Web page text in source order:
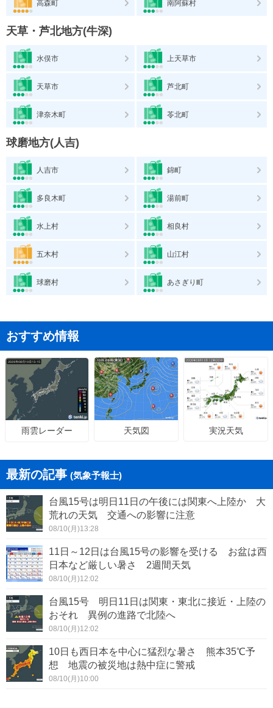
高森町 南阿蘇村
天草・芦北地方(牛深)
水俣市 上天草市
天草市 芦北町
津奈木町 苓北町
球磨地方(人吉)
人吉市 錦町
多良木町 湯前町
水上村 相良村
五木村 山江村
球磨村 あさぎり町
おすすめ情報
雨雲レーダー 天気図 実況天気
最新の記事 (気象予報士)
台風15号は明日11日の午後には関東へ上陸か 大
荒れの天気 交通への影響に注意
08/10(月)13:28
11日～12日は台風15号の影響を受ける お盆は西
日本など厳しい暑さ 2週間天気
08/10(月)12:02
台風15号 明日11日は関東・東北に接近・上陸の
おそれ 異例の進路で北陸へ
08/10(月)12:02
10日も西日本を中心に猛烈な暑さ 熊本35℃予
想 地震の被災地は熱中症に警戒
08/10(月)10:00